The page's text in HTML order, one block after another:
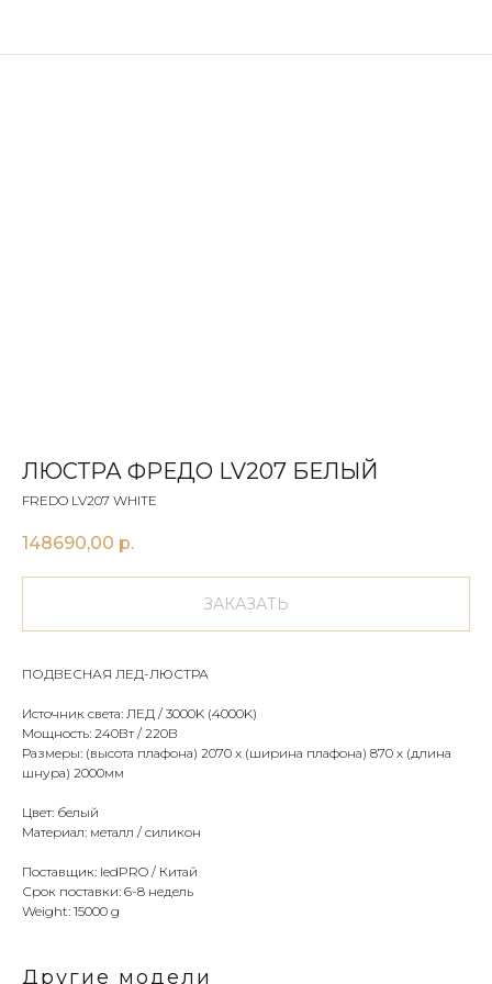
ЛЮСТРА ФРЕДО LV207 БЕЛЫЙ
FREDO LV207 WHITE
148690,00 р.
ЗАКАЗАТЬ
ПОДВЕСНАЯ ЛЕД-ЛЮСТРА
Источник света: ЛЕД / 3000K (4000K)
Мощность: 240Вт / 220В
Размеры: (высота плафона) 2070 x (ширина плафона) 870 х (длина
шнура) 2000мм
Цвет: белый
Материал: металл / силикон
Поставщик: ledPRO / Китай
Срок поставки: 6-8 недель
Weight: 15000 g
Другие модели